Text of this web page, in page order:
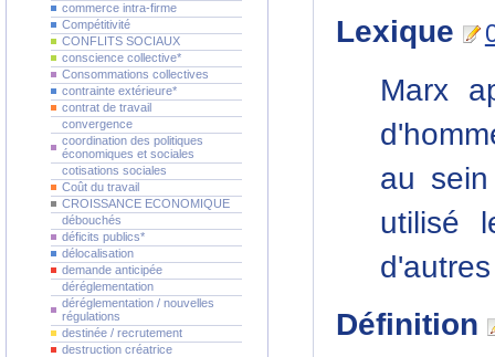
commerce intra-firme
Compétitivité
CONFLITS SOCIAUX
conscience collective*
Consommations collectives
contrainte extérieure*
contrat de travail
convergence
coordination des politiques
économiques et sociales
cotisations sociales
Coût du travail
CROISSANCE ECONOMIQUE
débouchés
déficits publics*
délocalisation
demande anticipée
déréglementation
déréglementation / nouvelles
régulations
destinée / recrutement
destruction créatrice
Lexique
Marx
au
utilisé
Définition